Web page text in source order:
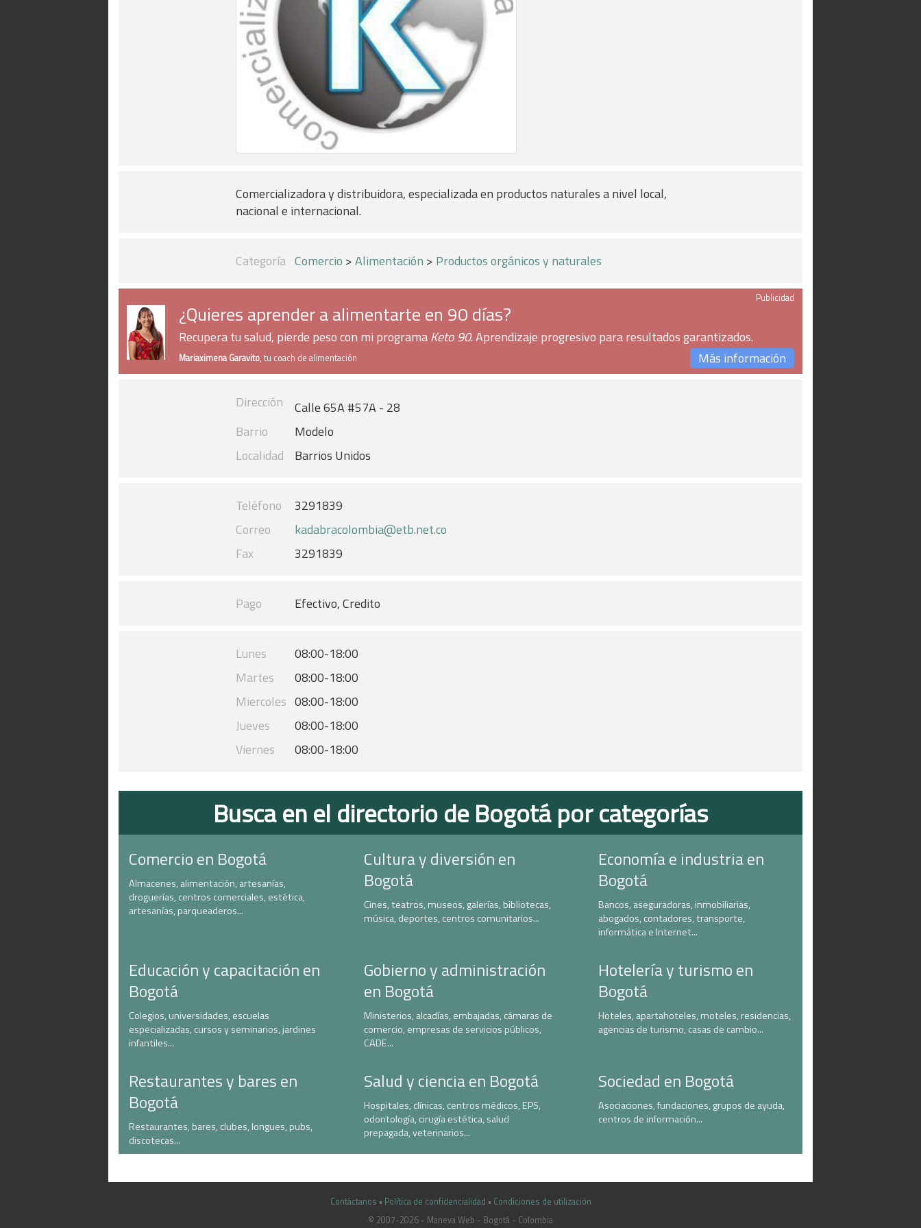
Comercializadora y distribuidora, especializada en productos naturales a nivel local,
nacional e internacional.
Categoría Comercio >Alimentación > Productos orgánicos y naturales
Publicidad
¿Quieres aprender a alimentarte en 90 días?
Recupera tu salud, pierde peso con mi programaKeto 90. Aprendizaje progresivo para resultados garantizados.
Mariaximena Garavito, tu coach de alimentación Más información
Dirección
Calle 65A #57A - 28
Barrio
Modelo
Localidad
Barrios Unidos
Teléfono
3291839
Correo
kadabracolombia@etb.net.co
Fax
3291839
Pago Efectivo, Credito
Lunes
08:00-18:00
Martes
08:00-18:00
Miercoles 08:00-18:00
Jueves
08:00-18:00
Viernes
08:00-18:00
Busca en el directorio de Bogotá por categorías
Comercio en Bogotá
Almacenes, alimentación, artesanías,
droguerías, centros comerciales, estética,
artesanías, parqueaderos...
Cultura y diversión en
Bogotá
Cines, teatros, museos, galerías, bibliotecas,
música, deportes, centros comunitarios...
Economía e industria en
Bogotá
Bancos, aseguradoras, inmobiliarias,
abogados, contadores, transporte,
informática e Internet...
Educación y capacitación en
Bogotá
Colegios, universidades, escuelas
especializadas, cursos y seminarios, jardines
infantiles...
Gobierno y administración
en Bogotá
Ministerios, alcadías, embajadas, cámaras de
comercio, empresas de servicios públicos,
CADE...
Hotelería y turismo en
Bogotá
Hoteles, apartahoteles, moteles, residencias,
agencias de turismo, casas de cambio...
Restaurantes y bares en
Bogotá
Restaurantes, bares, clubes, longues, pubs,
discotecas...
Salud y ciencia en Bogotá
Hospitales, clínicas, centros médicos, EPS,
odontología, cirugía estética, salud
prepagada, veterinarios...
Sociedad en Bogotá
Asociaciones, fundaciones, grupos de ayuda,
centros de información...
Contáctanos • Política de confidencialidad • Condiciones de utilización
© 2007-2026 - Maneva Web - Bogotá - Colombia